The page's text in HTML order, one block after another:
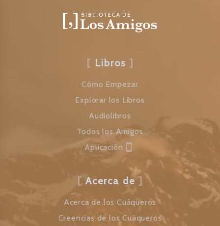
Libros
Cómo Empezar
Explorar los Libros
Audiolibros
Todos los Amigos
Aplicación
Acerca de
Acerca de los Cuáqueros
Creencias de los Cuáqueros